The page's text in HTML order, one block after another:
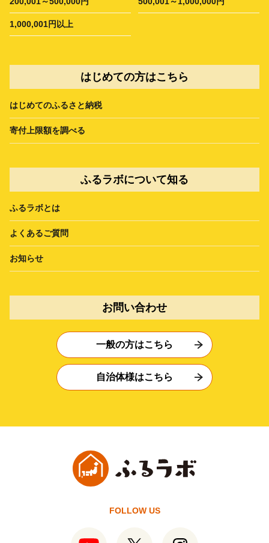
1,000,001円以上
はじめての方はこちら
はじめてのふるさと納税
寄付上限額を調べる
ふるラボについて知る
ふるラボとは
よくあるご質問
お知らせ
お問い合わせ
一般の方はこちら
自治体様はこちら
FOLLOW US